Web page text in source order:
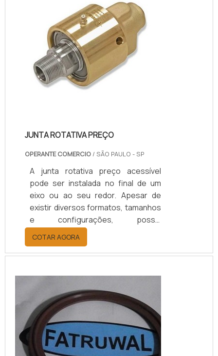
PRODUTOResumindo, o produto
possibilita que o meio entre ou saia
durante a rotação dos dispositivos.
Tais p...
JUNTA ROTATIVA PREÇO
OPERANTE COMERCIO / SÃO PAULO - SP
A junta rotativa preço acessível
pode ser instalada no final de um
eixo ou ao seu redor. Apesar de
existir diversos formatos, tamanhos
e configurações, possui
basicamente quatro componentes:
bucha alojamento, eixo, rolamento e
vedação. Esta última é a mais
operação.MAIS SOBRE A FINALIDADE
DO PRODUTOSe trata de uma peça
com sistema de vedação adequado
que fornece um selo mecânico en...
COTAR AGORA